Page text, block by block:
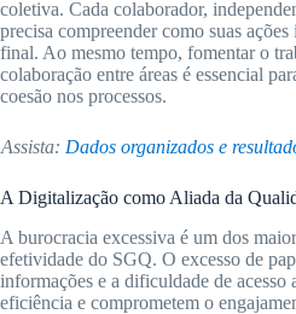
coletiva. Cada colaborador,
precisa compreender como suas
final. Ao mesmo tempo, fomentar o
colaboração entre áreas é essencial
coesão nos processos.
Assista: Dados organizados e
A Digitalização como Aliada da
A burocracia excessiva é um dos
efetividade do SGQ. O excesso de
informações e a dificuldade de acesso
eficiência e comprometem o